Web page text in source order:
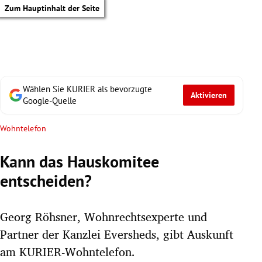
Zum Hauptinhalt der Seite
Untermenü
Wählen Sie KURIER als bevorzugte
Google-Quelle
Aktivieren
Wohntelefon
Kann das Hauskomitee
entscheiden?
Georg Röhsner, Wohnrechtsexperte und
Partner der Kanzlei Eversheds, gibt Auskunft
am KURIER-Wohntelefon.